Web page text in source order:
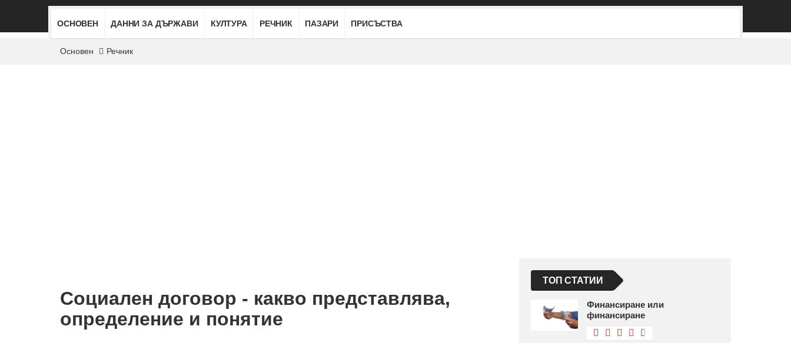
ОСНОВЕН ДАННИ ЗА ДЪРЖАВИ КУЛТУРА РЕЧНИК ПАЗАРИ ПРИСЪСТВА
Основен Речник
Социален договор - какво представлява,
определение и понятие
ТОП СТАТИИ
Финансиране или
финансиране